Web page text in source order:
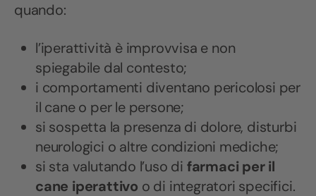
quando:
l’iperattività è improvvisa e non
spiegabile dal contesto;
i comportamenti diventano pericolosi per
il cane o per le persone;
si sospetta la presenza di dolore, disturbi
neurologici o altre condizioni mediche;
si sta valutando l’uso di farmaci per il
cane iperattivo o di integratori specifici.